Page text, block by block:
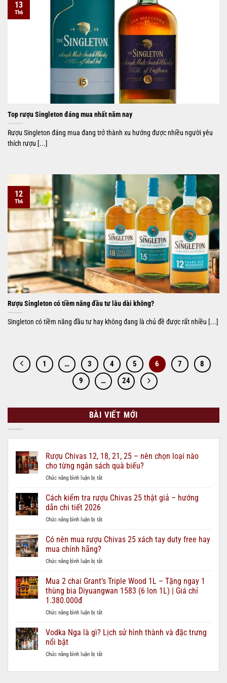
Top rượu Singleton đáng mua nhất năm nay
Rượu Singleton đáng mua đang trở thành xu hướng được nhiều người yêu
thích rượu [...]
13
Th6
Rượu Singleton có tiềm năng đầu tư lâu dài không?
Singleton có tiềm năng đầu tư hay không đang là chủ đề được rất nhiều [...]
12
Th6
1 … 3 4 5 6 7
8
9
… 24
BÀI VIẾT MỚI
Rượu Chivas 12, 18, 21, 25 – nên chọn loại nào
cho từng ngân sách quà biếu?
Chức năng bình luận bị tắtở
Chivas
12,
21,
–
loại
cho
từng
quà
Cách kiểm tra rượu Chivas 25 thật giả – hướng
dẫn chi tiết 2026
Chức năng bình luận bị tắtở
kiểm
Chivas
thật
giả
–
dẫn
tiết
Có nên mua rượu Chivas 25 xách tay duty free hay
mua chính hãng?
Chức năng bình luận bị tắtở
nên
rượu
25
tay
duty
hay
chính
Mua 2 chai Grant’s Triple Wood 1L – Tặng ngay 1
thùng bia Diyuangwan 1583 (6 lon 1L) | Giá chỉ
1.380.000đ
Chức năng bình luận bị tắtở
2
chai
Triple
1L
Vodka Nga là gì? Lịch sử hình thành và đặc trưng
nổi bật
Chức năng bình luận bị tắtở
Nga